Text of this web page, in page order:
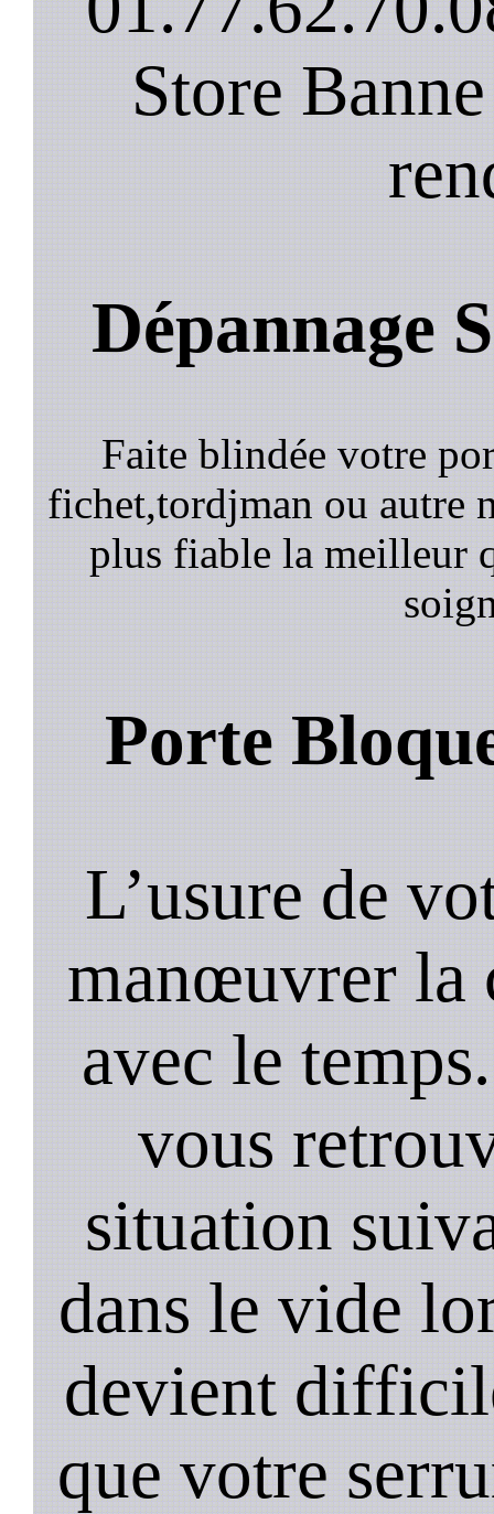
Store
Dépannage
Faite blindée votre
fichet,tordjman ou autre
plus fiable la meilleur
Porte
L’usure de
manœuvrer la
avec le
vous
situation
dans le vide
devient
que votre